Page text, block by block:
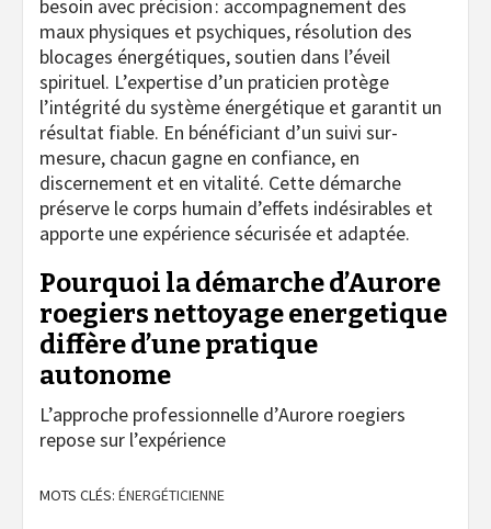
besoin avec précision : accompagnement des
maux physiques et psychiques, résolution des
blocages énergétiques, soutien dans l’éveil
spirituel. L’expertise d’un praticien protège
l’intégrité du système énergétique et garantit un
résultat fiable. En bénéficiant d’un suivi sur-
mesure, chacun gagne en confiance, en
discernement et en vitalité. Cette démarche
préserve le corps humain d’effets indésirables et
apporte une expérience sécurisée et adaptée.
Pourquoi la démarche d’Aurore
roegiers nettoyage energetique
diffère d’une pratique
autonome
L’approche professionnelle d’Aurore roegiers
repose sur l’expérience
MOTS CLÉS: ÉNERGÉTICIENNE